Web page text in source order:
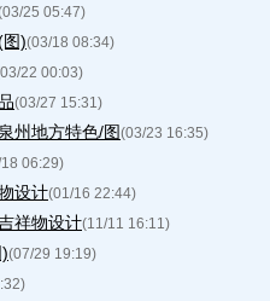
25 05:47)
图)(03/18 08:34)
22 00:03)
(03/27 15:31)
州地方特色/图(03/23 16:35)
06:29)
设计(01/16 22:44)
祥物设计(11/11 16:11)
(07/29 19:19)